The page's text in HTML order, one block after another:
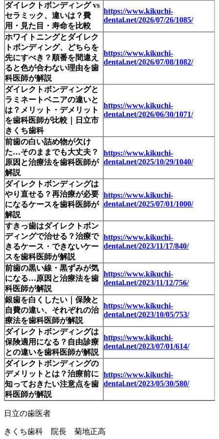
ダイレクトボンディング vs
セラミック、違いは？費
用・見た目・寿命を比較
https://www.kikuchi-
dental.net/2026/07/26/1085/
ホワイトニングとダイレク
トボンディング、どちらを
先にすべき？順番を間違え
ると色が合わない理由を歯
科医師が解説
https://www.kikuchi-
dental.net/2026/07/08/1082/
ダイレクトボンディングと
ラミネートベニアの違いと
は？メリット・デメリット
を歯科医師が比較｜日立市
きくち歯科
https://www.kikuchi-
dental.net/2026/06/30/1071/
前歯の白い詰め物が欠け
た…そのままでも大丈夫？
原因と治療法を歯科医師が
解説
https://www.kikuchi-
dental.net/2025/10/29/1040/
ダイレクトボンディングは
やり直せる？再治療が必要
になるケースを歯科医師が
解説
https://www.kikuchi-
dental.net/2025/07/01/1000/
すきっ歯はダイレクトボン
ディングで治せる？治療で
きるケース・できないケー
スを歯科医師が解説
https://www.kikuchi-
dental.net/2023/11/17/840/
前歯の黒い線・黒ずみが気
になる…原因と治療法を歯
科医師が解説
https://www.kikuchi-
dental.net/2023/11/12/756/
銀歯を白くしたい｜保険と
自費の違い、それぞれの治
療法を歯科医師が解説
https://www.kikuchi-
dental.net/2023/10/05/753/
ダイレクトボンディングは
保険適用になる？自由診療
との違いを歯科医師が解説
https://www.kikuchi-
dental.net/2023/07/01/614/
ダイレクトボンディングの
デメリットとは？治療前に
知っておきたい注意点を歯
科医師が解説
https://www.kikuchi-
dental.net/2023/05/30/580/
日立の歯医者
きくち歯科 院長 菊地正高